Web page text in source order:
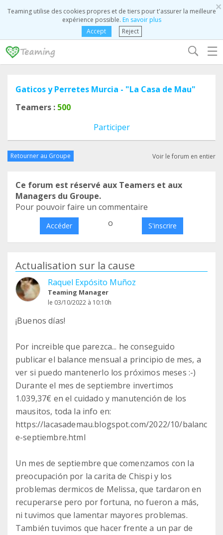
×
Teaming utilise des cookies propres et de tiers pour t'assurer la meilleure
expérience possible. En savoir plus
Accept
Reject
☰
Gaticos y Perretes Murcia - "La Casa de Mau"
Teamers : 500
Participer
Retourner au Groupe Voir le forum en entier
Ce forum est réservé aux Teamers et aux
Managers du Groupe.
Pour pouvoir faire un commentaire
Accéder o S'inscrire
Actualisation sur la cause
Raquel Expósito Muñoz
Teaming Manager
le 03/10/2022 à 10:10h
¡Buenos días!
Por increible que parezca... he conseguido
publicar el balance mensual a principio de mes, a
ver si puedo mantenerlo los próximos meses :-)
Durante el mes de septiembre invertimos
1.039,37€ en el cuidado y manutención de los
mausitos, toda la info en:
https://lacasademau.blogspot.com/2022/10/balanc
e-septiembre.html
Un mes de septiembre que comenzamos con la
preocupación por la carita de Chispi y los
problemas dermicos de Melissa, que tardaron en
recuperarse pero por fortuna, no fueron a más,
ni tuvimos que lamentar mayores problemas.
También tuvimos que hacer frente a un par de